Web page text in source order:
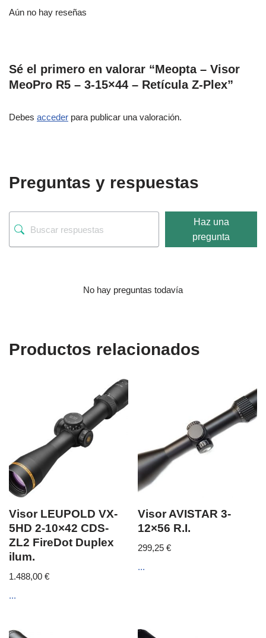
Aún no hay reseñas
Sé el primero en valorar “Meopta – Visor
MeoPro R5 – 3-15×44 – Retícula Z-Plex”
Debes acceder para publicar una valoración.
Preguntas y respuestas
Haz una
pregunta
No hay preguntas todavía
Productos relacionados
Visor LEUPOLD VX-
5HD 2-10×42 CDS-
ZL2 FireDot Duplex
ilum.
1.488,00 €
...
Visor AVISTAR 3-
12×56 R.I.
299,25€
...